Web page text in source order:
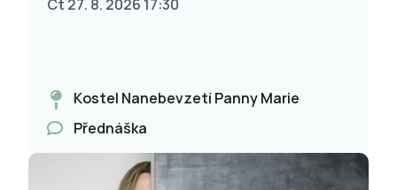
Čt 27. 8. 2026 17:30
Kostel Nanebevzetí Panny Marie
Přednáška